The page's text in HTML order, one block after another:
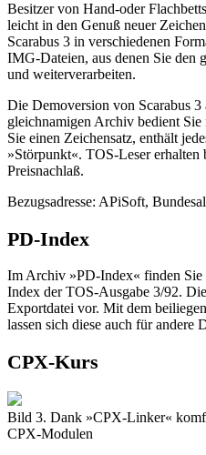
Besitzer von Hand-oder
leicht in den Genuß neuer
Scarabus 3 in verschiedenen
IMG-Dateien, aus denen Sie den
und weiterverarbeiten.
Die Demoversion von Scarabus
gleichnamigen Archiv bedient
Sie einen Zeichensatz, enthält
»Störpunkt«. TOS-Leser
Preisnachlaß.
Bezugsadresse: APiSoft,
PD-Index
Im Archiv »PD-Index« finden Sie
Index der TOS-Ausgabe 3/92.
Exportdatei vor. Mit dem
lassen sich diese auch für andere
CPX-Kurs
Bild 3. Dank »CPX-Linker«
CPX-Modulen